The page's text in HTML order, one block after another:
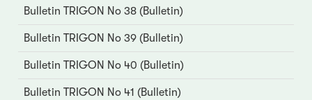
Bulletin TRIGON No 38 (Bulletin)
Bulletin TRIGON No 39 (Bulletin)
Bulletin TRIGON No 40 (Bulletin)
Bulletin TRIGON No 41 (Bulletin)